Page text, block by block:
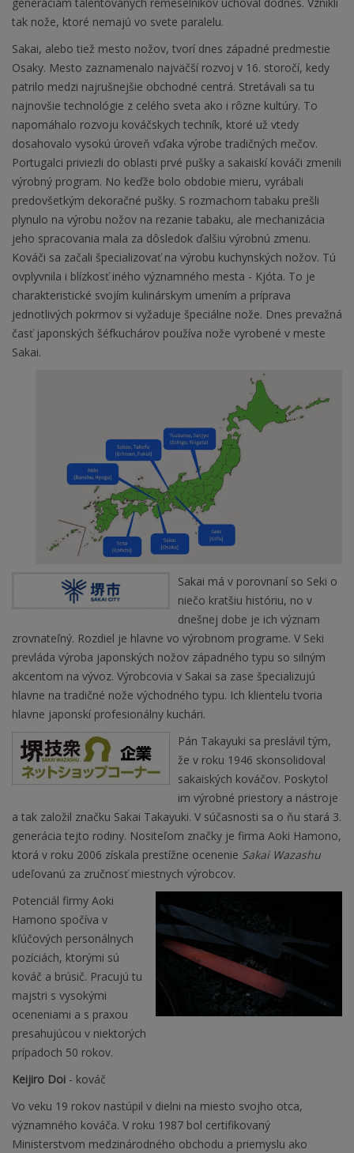
tak nože, ktoré nemajú vo svete paralelu.
Sakai, alebo tiež mesto nožov, tvorí dnes západné predmestie
Osaky. Mesto zaznamenalo najväčší rozvoj v 16. storočí, kedy
patrilo medzi najrušnejšie obchodné centrá. Stretávali sa tu
najnovšie technológie z celého sveta ako i rôzne kultúry. To
napomáhalo rozvoju kováčskych techník, ktoré už vtedy
dosahovalo vysokú úroveň vďaka výrobe tradičných mečov.
Portugalci priviezli do oblasti prvé pušky a sakaiskí kováči zmenili
výrobný program. No keďže bolo obdobie mieru, vyrábali
predovšetkým dekoračné pušky. S rozmachom tabaku prešli
plynulo na výrobu nožov na rezanie tabaku, ale mechanizácia
jeho spracovania mala za dôsledok ďalšiu výrobnú zmenu.
Kováči sa začali špecializovať na výrobu kuchynských nožov. Tú
ovplyvnila i blízkosť iného významného mesta - Kjóta. To je
charakteristické svojím kulinárskym umením a príprava
jednotlivých pokrmov si vyžaduje špeciálne nože. Dnes prevažná
časť japonských šéfkuchárov používa nože vyrobené v meste
Sakai.
Sakai má v porovnaní so Seki o
niečo kratšiu históriu, no v
dnešnej dobe je ich význam
zrovnateľný. Rozdiel je hlavne vo výrobnom programe. V Seki
prevláda výroba japonských nožov západného typu so silným
akcentom na vývoz. Výrobcovia v Sakai sa zase špecializujú
hlavne na tradičné nože východného typu. Ich klientelu tvoria
hlavne japonskí profesionálny kuchári.
Pán Takayuki sa preslávil tým,
že v roku 1946 skonsolidoval
sakaiských kováčov. Poskytol
im výrobné priestory a nástroje
a tak založil značku Sakai Takayuki. V súčasnosti sa o ňu stará 3.
generácia tejto rodiny. Nositeľom značky je firma Aoki Hamono,
ktorá v roku 2006 získala prestížne ocenenie Sakai Wazashu
udeľovanú za zručnosť miestnych výrobcov.
Potenciál firmy Aoki
Hamono spočíva v
kľúčových personálnych
pozíciách, ktorými sú
kováč a brúsič. Pracujú tu
majstri s vysokými
oceneniami a s praxou
presahujúcou v niektorých
prípadoch 50 rokov.
Keijiro Doi - kováč
Vo veku 19 rokov nastúpil v dielni na miesto svojho otca,
významného kováča. V roku 1987 bol certifikovaný
Ministerstvom medzinárodného obchodu a priemyslu ako